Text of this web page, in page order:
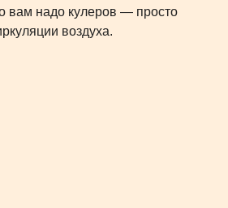
вам надо кулеров — просто
воздуха.